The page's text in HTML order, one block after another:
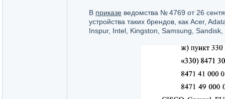
В приказе ведомства № 4769 от 26
устройства таких брендов, как Acer,
Inspur, Intel, Kingston, Samsung,